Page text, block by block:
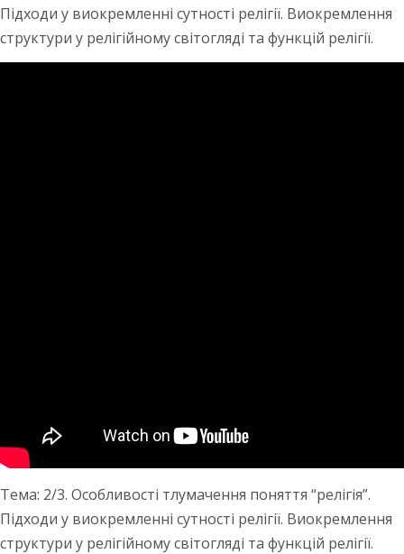
Підходи у виокремленні сутності релігії. Виокремлення
структури у релігійному світогляді та функцій релігії.
Тема: 2/3. Особливості тлумачення поняття “релігія”.
Підходи у виокремленні сутності релігії. Виокремлення
структури у релігійному світогляді та функцій релігії.